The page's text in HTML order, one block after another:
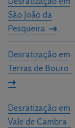
São João da
Pesqueira
Desratização em
Terras de Bouro
Desratização em
Vale de Cambra